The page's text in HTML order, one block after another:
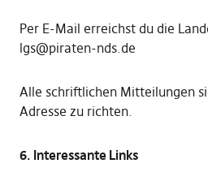
Per E-Mail erreichst du die
lgs@piraten-nds.de
Alle schriftlichen Mitteilungen
Adresse zu richten.
6. Interessante Links